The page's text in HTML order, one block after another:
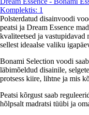
Komplektis: 1
Polsterdatud disainvoodi
peatsi ja Dream Essence
kvaliteetsed ja vastupidavad
sellest ideaalse valiku
Bonami Selection voodi
läbimõeldud disainile,
protsess kiire, lihtne ja mis
Peatsi kõrgust saab
hõlpsalt madratsi tüübi ja